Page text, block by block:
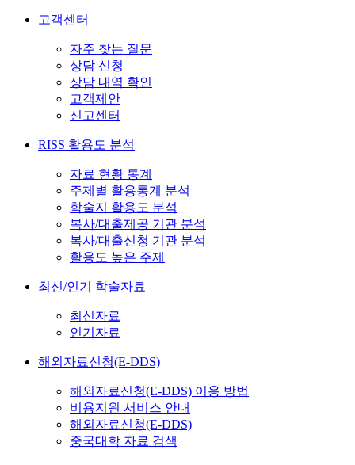
고객센터
자주 찾는 질문
상담 신청
상담 내역 확인
고객제안
신고센터
RISS 활용도 분석
자료 현황 통계
주제별 활용통계 분석
학술지 활용도 분석
복사/대출제공 기관 분석
복사/대출신청 기관 분석
활용도 높은 주제
최신/인기 학술자료
최신자료
인기자료
해외자료신청(E-DDS)
해외자료신청(E-DDS) 이용 방법
비용지원 서비스 안내
해외자료신청(E-DDS)
중국대학 자료 검색